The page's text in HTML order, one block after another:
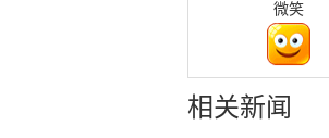
微笑
相关新闻